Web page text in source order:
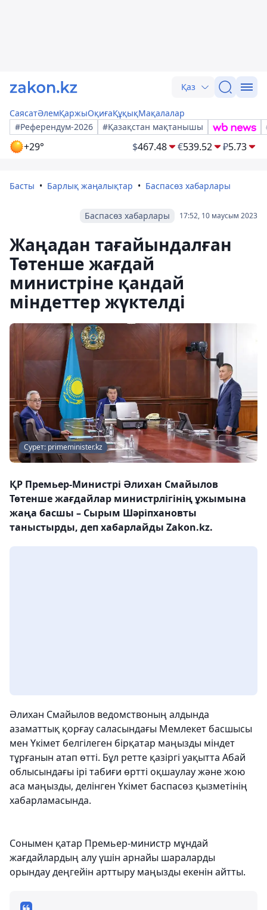
Қаз
СаясатӘлемҚаржыОқиғаҚұқықМақалалар
#Референдум-2026
#Қазақстан мақтанышы
+29° $467.48 €539.52 ₽5.73
Басты Барлық жаңалықтар Баспасөз хабарлары
17:52, 10 маусым 2023
Баспасөз хабарлары
Жаңадан тағайындалған
Төтенше жағдай
министріне қандай
міндеттер жүктелді
Сурет: primeminister.kz
ҚР Премьер-Министрі Әлихан Смайылов
Төтенше жағдайлар министрлігінің ұжымына
жаңа басшы – Сырым Шәріпхановты
таныстырды, деп хабарлайды Zakon.kz.
Әлихан Смайылов ведомствоның алдында
азаматтық қорғау саласындағы Мемлекет басшысы
мен Үкімет белгілеген бірқатар маңызды міндет
тұрғанын атап өтті. Бұл ретте қазіргі уақытта Абай
облысындағы ірі табиғи өртті оқшаулау және жою
аса маңызды, делінген Үкімет баспасөз қызметінің
хабарламасында.
Сонымен қатар Премьер-министр мұндай
жағдайлардың алу үшін арнайы шараларды
орындау деңгейін арттыру маңызды екенін айтты.